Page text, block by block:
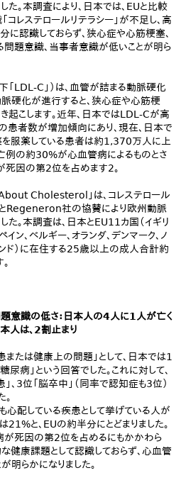
。本調査により、日本では、EUと比較
コレステロールリテラシー」が不足し、高
に認識しておらず、狭心症や心筋梗塞、
題意識、当事者意識が低いことが明ら
「LDL-C」）は、血管が詰まる動脈硬化
脈硬化が進行すると、狭心症や心筋梗
起こします。近年、日本ではLDL-Cが高
患者数が増加傾向にあり、現在、日本で
服薬している患者は約1,370万人に上
例の約30%が心血管病によるものとさ
死因の第2位を占めます2。
Cholesterol」は、コレステロール
とRegeneron社の協賛により欧州動脈
。本調査は、日本とEU11カ国（イギリ
イン、ベルギー、オランダ、デンマーク、ノ
ンド）に在住する25歳以上の成人合計約
意識の低さ：日本人の4人に1人が亡く
人は、2割止まり
または健康上の問題」として、日本では1
尿病」という回答でした。これに対して、
、3位「脳卒中」（同率で認知症も3位）
配している疾患として挙げている人が
と、EUの約半分にとどまりました。
が死因の第2位を占めるにもかかわら
健康課題として認識しておらず、心血管
明らかになりました。